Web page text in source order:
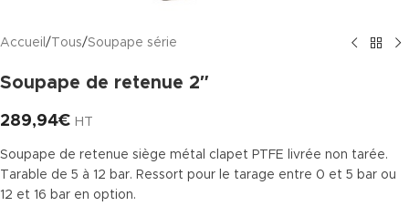
Accueil / Tous/Soupape série
Soupape de retenue 2″
289,94€ HT
Soupape de retenue siège métal clapet PTFE livrée non tarée.
Tarable de 5 à 12 bar. Ressort pour le tarage entre 0 et 5 bar ou
12 et 16 bar en option.